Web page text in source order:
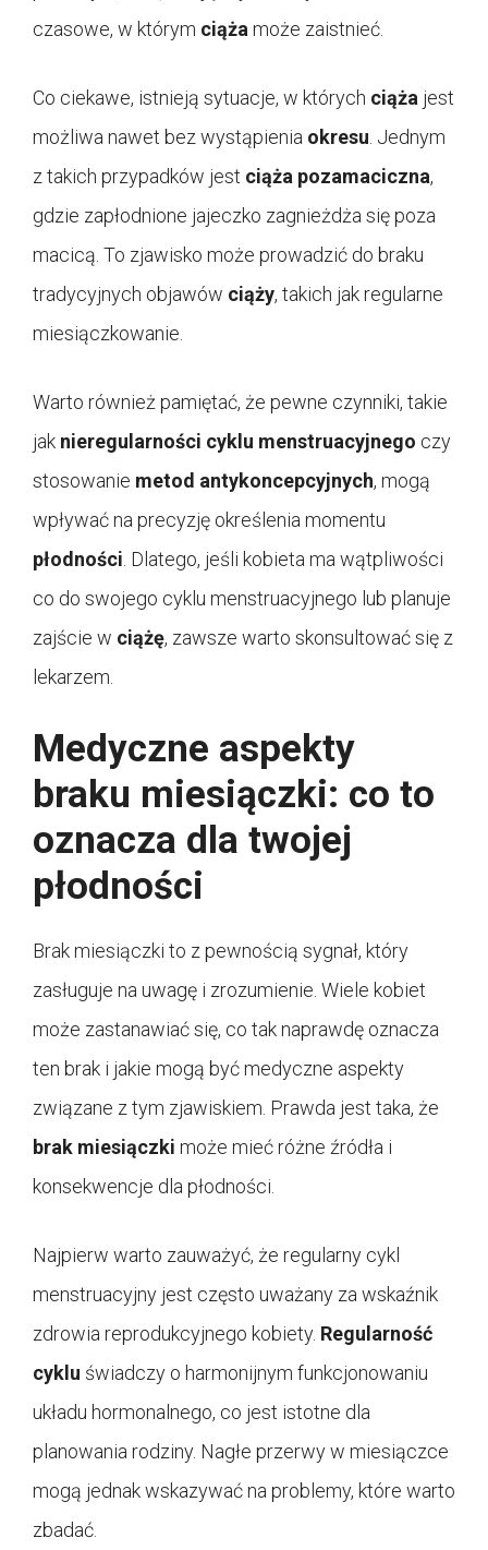
czasowe, w którym ciąża może zaistnieć.
Co ciekawe, istnieją sytuacje, w których ciąża jest
możliwa nawet bez wystąpienia okresu . Jednym
z takich przypadków jest ciąża pozamaciczna,
gdzie zapłodnione jajeczko zagnieżdża się poza
macicą. To zjawisko może prowadzić do braku
tradycyjnych objawów ciąży, takich jak regularne
miesiączkowanie.
Warto również pamiętać, że pewne czynniki, takie
jak nieregularności cyklu menstruacyjnego czy
stosowanie metod antykoncepcyjnych, mogą
wpływać na precyzję określenia momentu
płodności . Dlatego, jeśli kobieta ma wątpliwości
co do swojego cyklu menstruacyjnego lub planuje
zajście w ciążę, zawsze warto skonsultować się z
lekarzem.
Medyczne aspekty
braku miesiączki: co to
oznacza dla twojej
płodności
Brak miesiączki to z pewnością sygnał, który
zasługuje na uwagę i zrozumienie. Wiele kobiet
może zastanawiać się, co tak naprawdę oznacza
ten brak i jakie mogą być medyczne aspekty
związane z tym zjawiskiem. Prawda jest taka, że
brak miesiączki może mieć różne źródła i
konsekwencje dla płodności.
Najpierw warto zauważyć, że regularny cykl
menstruacyjny jest często uważany za wskaźnik
zdrowia reprodukcyjnego kobiety. Regularność
cyklu świadczy o harmonijnym funkcjonowaniu
układu hormonalnego, co jest istotne dla
planowania rodziny. Nagłe przerwy w miesiączce
mogą jednak wskazywać na problemy, które warto
zbadać.